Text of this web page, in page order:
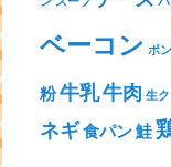
ベーコン ポ
粉牛乳牛肉 生
ネギ食パン鮭